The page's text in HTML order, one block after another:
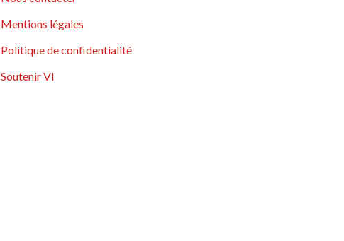
Mentions légales
Politique de confidentialité
Soutenir VI